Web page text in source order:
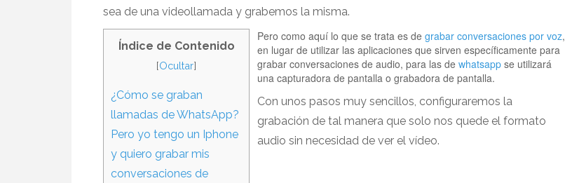
sea de una videollamada y grabemos la misma.
Índice de Contenido
[Ocultar]
¿Cómo se graban
llamadas de WhatsApp?
Pero yo tengo un Iphone
y quiero grabar mis
conversaciones de
Pero como aquí lo que se trata es de grabar conversaciones por voz,
en lugar de utilizar las aplicaciones que sirven específicamente para
grabar conversaciones de audio, para las de whatsappse utilizará
una capturadora de pantalla o grabadora de pantalla.
Con unos pasos muy sencillos, configuraremos la
grabación de tal manera que solo nos quede el formato
audio sin necesidad de ver el vídeo.